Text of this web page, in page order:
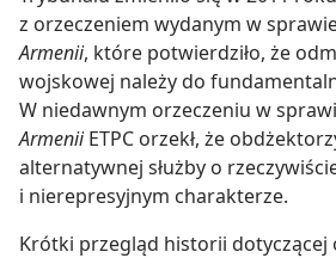
z orzeczeniem wydanym w
Armenii, które potwierdziło, że
wojskowej należy do
W niedawnym orzeczeniu w
ArmeniiETPC orzekł, że
alternatywnej służby o
i nierepresyjnym charakterze.
Krótki przegląd historii dotyczącej